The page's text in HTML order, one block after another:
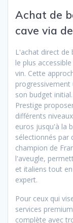
Achat de
cave via
L'achat direct
le plus
vin. Cette
son budget
Prestige
différents
euros jusqu'à la
sélectionnés par
champion de
l'aveugle,
et italiens tout
expert.
Pour ceux qui
services
complète avec